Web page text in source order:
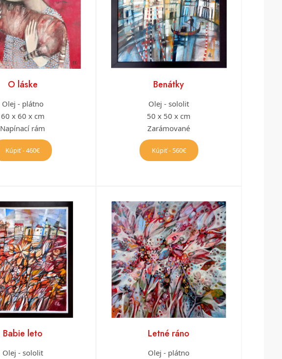
O láske
Olej - plátno
60 x 60 x cm
Napínací rám
Kúpiť - 460€
Benátky
Olej - sololit
50 x 50 x cm
Zarámované
Kúpiť - 560€
Babie leto
Olej - sololit
Letné ráno
Olej - plátno